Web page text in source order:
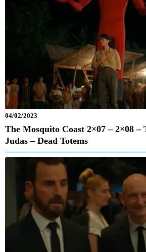
04/02/2023
The Mosquito Coast 2×07 – 2×08
Judas – Dead Totems